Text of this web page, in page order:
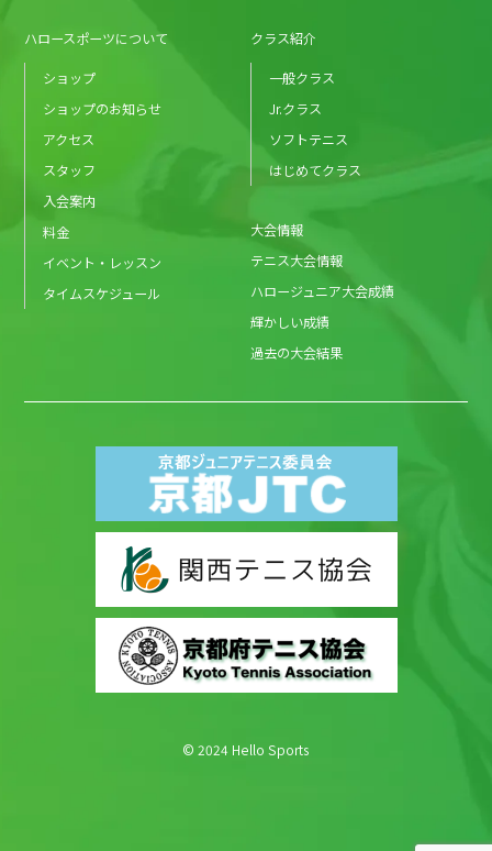
ハロースポーツについて
ショップ
ショップのお知らせ
アクセス
スタッフ
入会案内
料金
イベント・レッスン
タイムスケジュール
クラス紹介
一般クラス
Jr.クラス
ソフトテニス
はじめてクラス
大会情報
テニス大会情報
ハロージュニア大会成績
輝かしい成績
過去の大会結果
© 2024 Hello Sports